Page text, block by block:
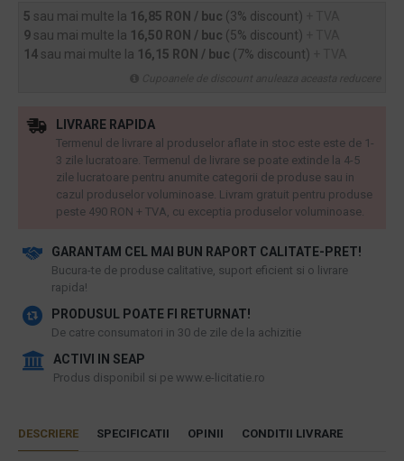
5 sau mai multe la 16,85 RON / buc (3% discount)
9 sau mai multe la 16,50 RON / buc (5% discount)
14 sau mai multe la 16,15 RON / buc (7% discount)
GARANTAM CEL MAI BUN RAPORT CALITATE-PRET!
​Bucura-te de produse calitative, suport eficient si o livrare
rapida!
PRODUSUL POATE FI RETURNAT!
De catre consumatori in 30 de zile de la achizitie
ACTIVI IN SEAP
Produs disponibil si pe www.e-licitatie.ro
LIVRARE RAPIDA
Termenul de livrare al produselor aflate in stoc este este de 1-
3 zile lucratoare. Termenul de livrare se poate extinde la 4-5
zile lucratoare pentru anumite categorii de produse sau in
cazul produselor voluminoase. Livram gratuit pentru produse
peste 490 RON + TVA, cu exceptia produselor voluminoase.
DESCRIERE SPECIFICATII OPINII CONDITII LIVRARE